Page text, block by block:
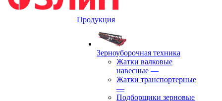
Продукция
Зерноуборочная техника
Жатки валковые
навесные —
Жатки транспортерные
—
Подборщики зерновые